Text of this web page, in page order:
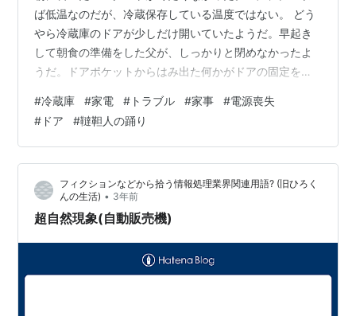
ば低温なのだが、冷蔵保存している温度ではない。 どう
やら冷蔵庫のドアが少しだけ開いていたようだ。早起き
して朝食の準備をした父が、しっかりと閉めなかったよ
うだ。ドアポケットからはみ出た何かがドアの固定を邪
った。 魚や生肉などが無いから衛生上の問題は無さそ
う。とはいえ、放置はできない。そして、いちど冷気が
逃げた冷蔵庫というのは、元の低温に戻すのが難しい。
ドアをきちんと閉めれば冷蔵庫が温度上昇を検知して頑
張るのだが、最大出力を続けても広い庫内はなかなか冷
えないものなのだ。 取り急ぎ、電源喪失時の手順に…
#冷蔵庫 #家電 # トラブル #家事 #電源喪失
# ドア #韃靼人の踊り
フィクションなどから拾う情報処理業界関連用語? (旧ひろく
んの生活) • 3年前
超自然現象(自動販売機)